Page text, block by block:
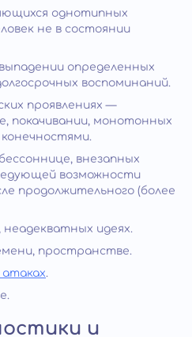
однотипных
не в состоянии
определенных
воспоминаний.
проявлениях —
покачивании, монотонных
конечностями.
внезапных
возможности
продолжительного (более
неадекватных идеях.
пространстве.
атаках.
и